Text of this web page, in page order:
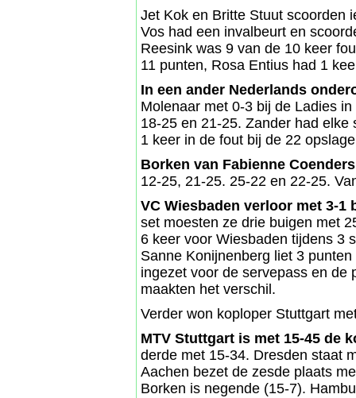
Jet Kok en Britte Stuut scoorden
Vos had een invalbeurt en
Reesink was 9 van de 10 keer
11 punten, Rosa Entius had 1
In een ander Nederlands
Molenaar met 0-3 bij de Ladies
18-25 en 21-25. Zander had
1 keer in de fout bij de 22
Borken van Fabienne Coenders
12-25, 21-25. 25-22 en 22-25.
VC Wiesbaden verloor met 3-1
set moesten ze drie buigen met
6 keer voor Wiesbaden tijdens 3
Sanne Konijnenberg liet 3
ingezet voor de servepass en de
maakten het verschil.
Verder won koploper Stuttgart
MTV Stuttgart is met 15-45 de
derde met 15-34. Dresden staat
Aachen bezet de zesde plaats
Borken is negende (15-7).